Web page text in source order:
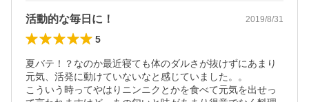
活動的な毎日に！ 2019/8/31
5
夏バテ！？なのか最近寝ても体のダルさが抜けずにあまり
元気、活発に動けていないなと感じていました。。
こういう時ってやはりニンニクとかを食べて元気を出せっ